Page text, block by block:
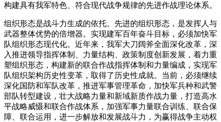
构建具有我军特色、符合现代战争规律的先进作战理论体系。
组织形态是战斗力生成的依托。先进的组织形态，是发挥人与
武器整体优势的倍增器。实现建军百年奋斗目标，必须加快军
队组织形态现代化。近年来，我军大刀阔斧全面深化改革，深
入推进领导指挥体制、力量结构、政策制度创新发展，着力重
塑组织形态，构建新的联合作战指挥体制和力量编成，实现军
队组织架构历史性变革，取得了历史性成就。当前，必须继续
深化国防和军队改革，推进军事管理革命，加快军兵种和武警
部队转型建设，壮大战略力量和新域新质作战力量，打造高水
平战略威慑和联合作战体系，加强军事力量联合训练、联合保
障、联合运用，进一步解放和发展战斗力，为赢得战争主动权